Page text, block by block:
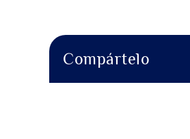
Compártelo